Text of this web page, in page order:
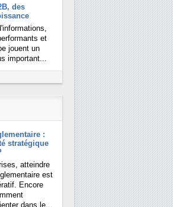
des
et
jouent un
important...
:
stratégique
atteindre
est
Encore
dans le...